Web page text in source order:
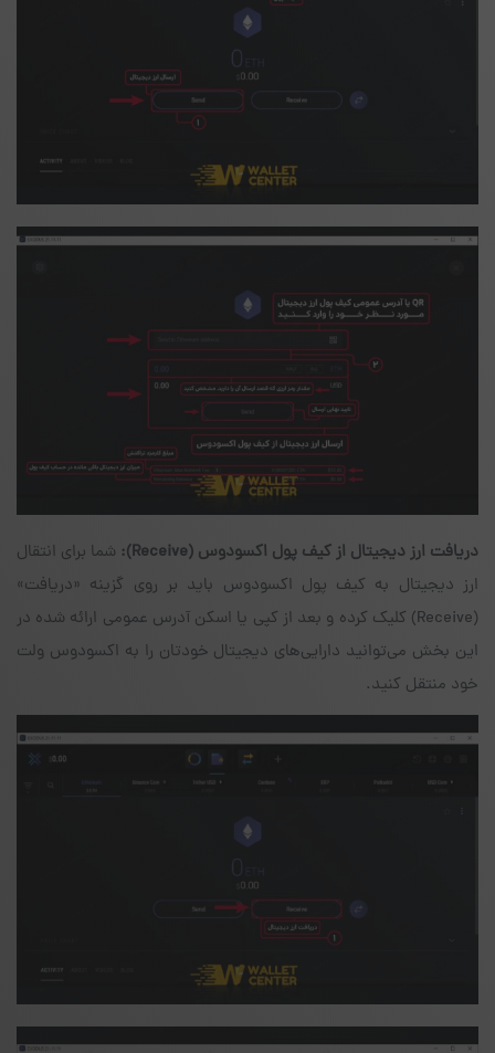
دریافت ارز دیجیتال از کیف پول اکسودوس (Receive)
: شما برای انتقال
ارز دیجیتال به کیف پول اکسودوس باید بر روی گزینه «دریافت»
(Receive) کلیک کرده و بعد از کپی یا اسکن آدرس عمومی ارائه شده در
این بخش می‌توانید دارایی‌های دیجیتال خودتان را به اکسودوس ولت
خود منتقل کنید.